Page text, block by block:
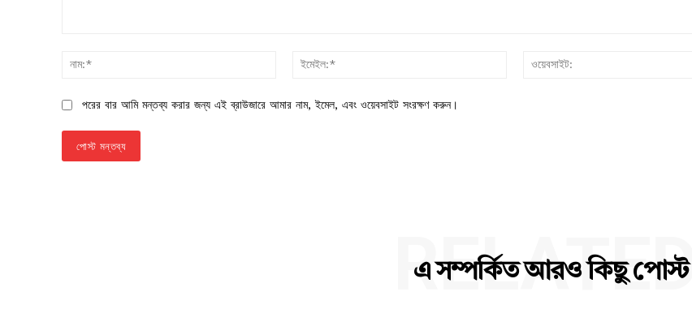
ইমেইল:*
পরের বার আমি মন্তব্য করার জন্য এই ব্রাউজারে আমার নাম, ইমেল, এবং ওয়েবসাইট সংরক্ষণ করুন।
এ সম্পর্কিত আরও কিছু পোস্ট
RELATED